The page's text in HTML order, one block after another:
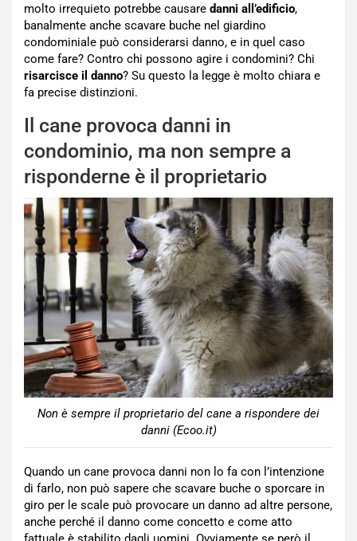
molto irrequieto potrebbe causare danni all’edificio,
banalmente anche scavare buche nel giardino
condominiale può considerarsi danno, e in quel caso
come fare? Contro chi possono agire i condomini? Chi
risarcisce il danno? Su questo la legge è molto chiara e
fa precise distinzioni.
Il cane provoca danni in
condominio, ma non sempre a
risponderne è il proprietario
Non è sempre il proprietario del cane a rispondere dei
danni (Ecoo.it)
Quando un cane provoca danni non lo fa con l’intenzione
di farlo, non può sapere che scavare buche o sporcare in
giro per le scale può provocare un danno ad altre persone,
anche perché il danno come concetto e come atto